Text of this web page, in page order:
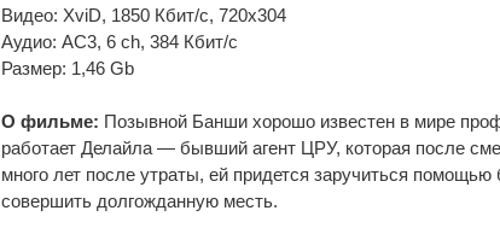
Видео: XviD, 1850 Кбит/с, 720x304
Аудио: AC3, 6 ch, 384 Кбит/с
Размер: 1,46 Gb
О фильме: Позывной Банши хорошо известен в мире
работает Делайла — бывший агент ЦРУ, которая после
много лет после утраты, ей придется заручиться
совершить долгожданную месть.